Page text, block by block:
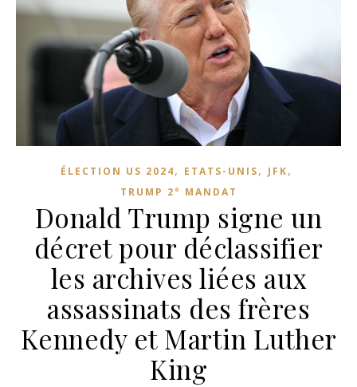
ÉLECTION US 2024, ETATS-UNIS, JFK,
TRUMP 2° MANDAT
Donald Trump signe un
décret pour déclassifier
les archives liées aux
assassinats des frères
Kennedy et Martin Luther
King